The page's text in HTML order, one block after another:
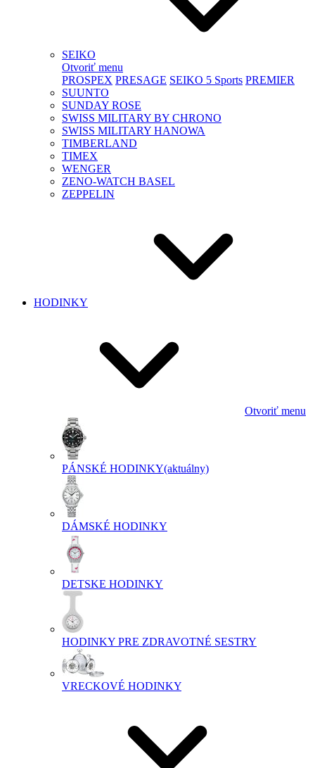
SEIKO
Otvoriť menu
PROSPEX PRESAGE SEIKO 5 Sports PREMIER
SUUNTO
SUNDAY ROSE
SWISS MILITARY BY CHRONO
SWISS MILITARY HANOWA
TIMBERLAND
TIMEX
WENGER
ZENO-WATCH BASEL
ZEPPELIN
HODINKY
Otvoriť menu
PÁNSKÉ HODINKY(aktuálny)
DÁMSKÉ HODINKY
DETSKE HODINKY
HODINKY PRE ZDRAVOTNÉ SESTRY
VRECKOVÉ HODINKY